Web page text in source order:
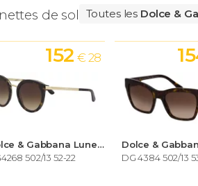
de soleil Femme
Toutes les Dolce &
Dolce & Gabbana Lunettes de soleil Femme
502/13 52-22
152 € 28
DG 4384 502/13